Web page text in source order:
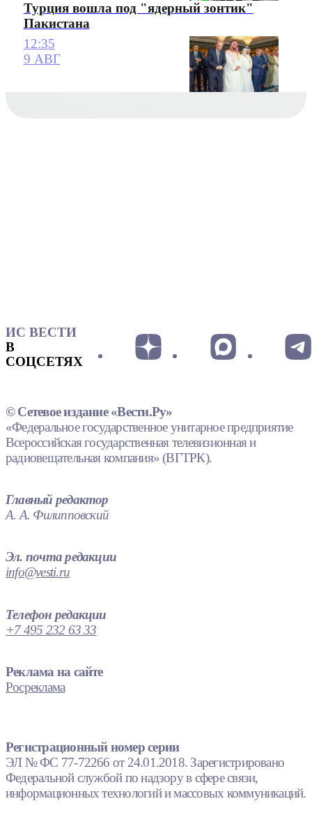
Турция вошла под "ядерный зонтик"
Пакистана
12:35
9 АВГ
ИС ВЕСТИ
В
СОЦСЕТЯХ
© Сетевое издание «Вести.Ру»
«Федеральное государственное унитарное предприятие
Всероссийская государственная телевизионная и
радиовещательная компания» (ВГТРК).
Главный редактор
А. А. Филипповский
Эл. почта редакции
info@vesti.ru
Телефон редакции
+7 495 232 63 33
Реклама на сайте
Росреклама
Регистрационный номер серии
ЭЛ № ФС 77-72266 от 24.01.2018. Зарегистрировано
Федеральной службой по надзору в сфере связи,
информационных технологий и массовых коммуникаций.